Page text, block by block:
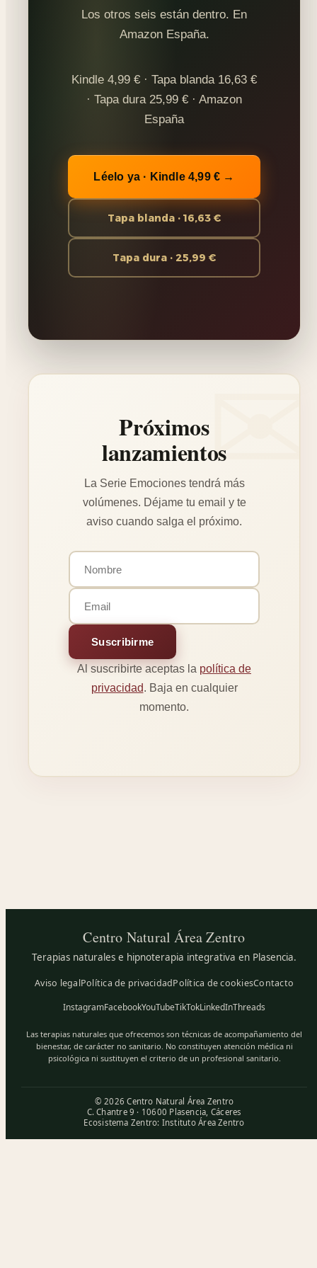
Los otros seis están dentro. En
Amazon España.
Kindle 4,99 € · Tapa blanda 16,63 €
· Tapa dura 25,99 € · Amazon
España
Léelo ya · Kindle 4,99 € →
Tapa blanda · 16,63 €
Tapa dura · 25,99 €
Próximos
lanzamientos
La Serie Emociones tendrá más
volúmenes. Déjame tu email y te
aviso cuando salga el próximo.
Suscribirme
Al suscribirte aceptas la política de
privacidad. Baja en cualquier
momento.
Centro NaturalÁrea Zentro
Terapias naturales e hipnoterapia integrativa en Plasencia.
Aviso legalPolítica de privacidadPolítica de cookiesContacto
InstagramFacebookYouTubeTikTokLinkedInThreads
Las terapias naturales que ofrecemos son técnicas de acompañamiento del
bienestar, de carácter no sanitario. No constituyen atención médica ni
psicológica ni sustituyen el criterio de un profesional sanitario.
© 2026 Centro Natural Área Zentro
C. Chantre 9 · 10600 Plasencia, Cáceres
Ecosistema Zentro: Instituto Área Zentro